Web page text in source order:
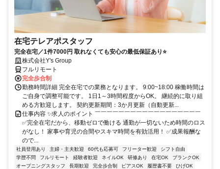
在宅テレアポスタッフ
完全在宅／1件7000円 取れなくても安心の最低保証あり⭐
株式会社Y's Group
フルリモート
完全歩合制
勤務時間詳細 完全在宅での業務となります。 9:00~18:00 稼働時間は
ご自身で調整可能です。 1日1～3時間程度からOK。 継続的に取り組
める方歓迎します。 契約更新期間：3か月更新（自動更新...
仕事内容 ✨求人のポイント ￣￣￣￣￣￣￣￣￣￣￣￣￣￣￣￣￣￣
✅完全在宅だから、移動ゼロで働ける 通勤が一切ないため時間のロス
がなし！ 家事や育児の合間やスキマ時間を有効活用！ ✅成果報酬な
ので...
社員登用あり 主婦・主夫歓迎 60代も応募可 フリーター歓迎
シフト自由
学歴不問
フルリモート 経験者歓迎 ネイルOK 研修あり 在宅OK
ブランクOK
オープニングスタッフ
長期歓迎 完全歩合制 ピアスOK 履歴書不要 ひげOK